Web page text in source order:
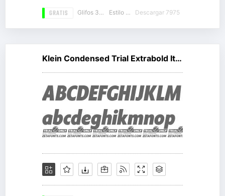
GRATIS Glifos 310 Estilo 10 Descargar 7975
Klein Condensed Trial Extrabold Italic